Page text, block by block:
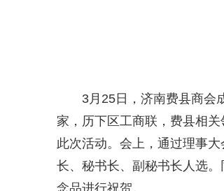
3月25日，济南费县商会
家，历下区工商联，费县相
此次活动。会上，通过理事
长、秘书长、副秘书长人选
念品进行祝贺。